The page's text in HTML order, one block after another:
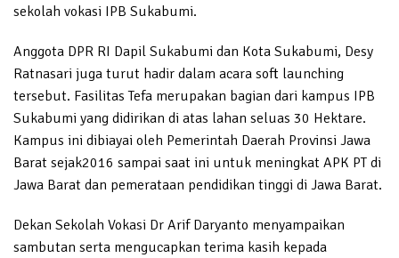
sekolah vokasi IPB Sukabumi.
Anggota DPR RI Dapil Sukabumi dan Kota Sukabumi, Desy
Ratnasari juga turut hadir dalam acara soft launching
tersebut. Fasilitas Tefa merupakan bagian dari kampus IPB
Sukabumi yang didirikan di atas lahan seluas 30 Hektare.
Kampus ini dibiayai oleh Pemerintah Daerah Provinsi Jawa
Barat sejak2016 sampai saat ini untuk meningkat APK PT di
Jawa Barat dan pemerataan pendidikan tinggi di Jawa Barat.
Dekan Sekolah Vokasi Dr Arif Daryanto menyampaikan
sambutan serta mengucapkan terima kasih kepada